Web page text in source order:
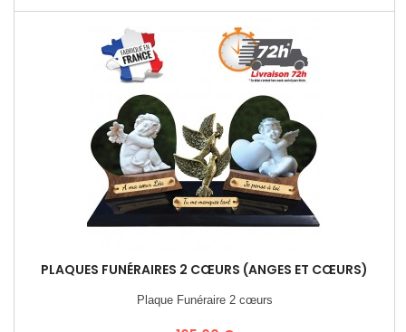
PLAQUES FUNÉRAIRES 2 CŒURS (ANGES ET CŒURS)
Plaque Funéraire 2 cœurs